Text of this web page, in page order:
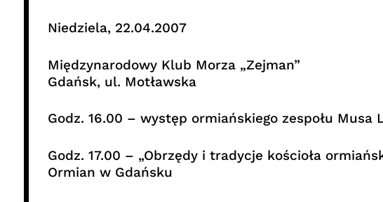
Niedziela, 22.04.2007
Międzynarodowy Klub Morza „Zejman”
Gdańsk, ul. Motławska
Godz. 16.00 – występ ormiańskiego zespołu Musa
Godz. 17.00 – „Obrzędy i tradycje kościoła
Ormian w Gdańsku